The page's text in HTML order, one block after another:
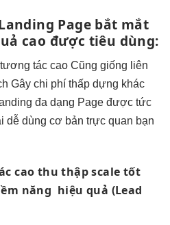
Page bắt mắt
cao được tiêu dùng:
tương tác cao Cũng giống liên
Gây chi phí thấp dựng khác
đa dạng Page được tức
dễ dùng cơ bản trực quan bạn
cao thu thậpscale tốt
năng hiệu quả (Lead